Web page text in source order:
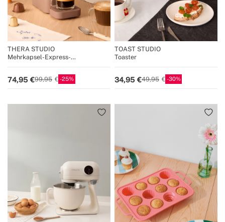
THERA STUDIO
Mehrkapsel-Express-
74,95 99,95 25
TOAST STUDIO
Toaster
34,95 49,95 30